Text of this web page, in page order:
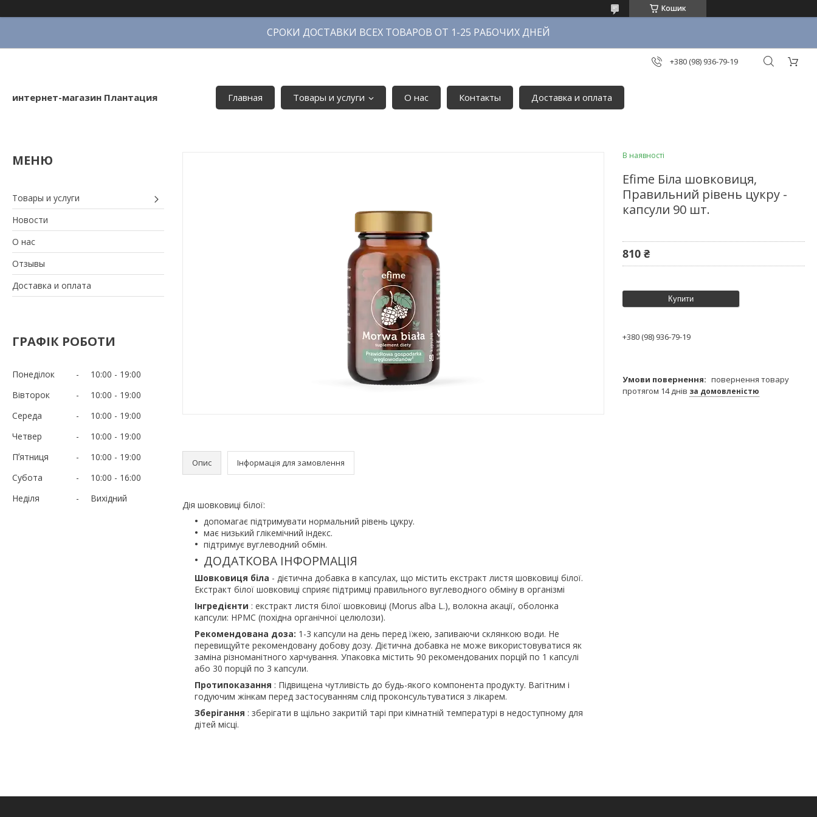
Кошик
СРОКИ ДОСТАВКИ ВСЕХ ТОВАРОВ ОТ 1-25 РАБОЧИХ ДНЕЙ
+380 (98) 936-79-19
интернет-магазин Плантация Главная Товары и услуги О нас Контакты Доставка и оплата
Товары и услуги
Новости
О нас
Отзывы
Доставка и оплата
ГРАФІК РОБОТИ
Понеділок 10:00
19:00
Вівторок
10:00
19:00
Середа
10:00
19:00
Четвер
10:00
19:00
Пʼятниця
10:00
19:00
Субота
10:00
16:00
Неділя
Вихідний
Опис Інформація для замовлення
Дія шовковиці білої:
допомагає підтримувати нормальний рівень цукру.
має низький глікемічний індекс.
підтримує вуглеводний обмін.
ДОДАТКОВА ІНФОРМАЦІЯ
Шовковиця біла - дієтична добавка в капсулах, що містить екстракт листя шовковиці білої.
Екстракт білої шовковиці сприяє підтримці правильного вуглеводного обміну в організмі
Інгредієнти : екстракт листя білої шовковиці (Morus alba L.), волокна акації, оболонка
капсули: HPMC (похідна органічної целюлози).
Рекомендована доза: 1-3 капсули на день перед їжею, запиваючи склянкою води. Не
перевищуйте рекомендовану добову дозу. Дієтична добавка не може використовуватися як
заміна різноманітного харчування. Упаковка містить 90 рекомендованих порцій по 1 капсулі
або 30 порцій по 3 капсули.
Протипоказання : Підвищена чутливість до будь-якого компонента продукту. Вагітним і
годуючим жінкам перед застосуванням слід проконсультуватися з лікарем.
Зберігання : зберігати в щільно закритій тарі при кімнатній температурі в недоступному для
дітей місці.
В наявності
Efime Біла шовковиця,
Правильний рівень цукру -
капсули 90 шт.
810 ₴
Купити
+380 (98) 936-79-19
повернення товару
протягом 14 днів за домовленістю